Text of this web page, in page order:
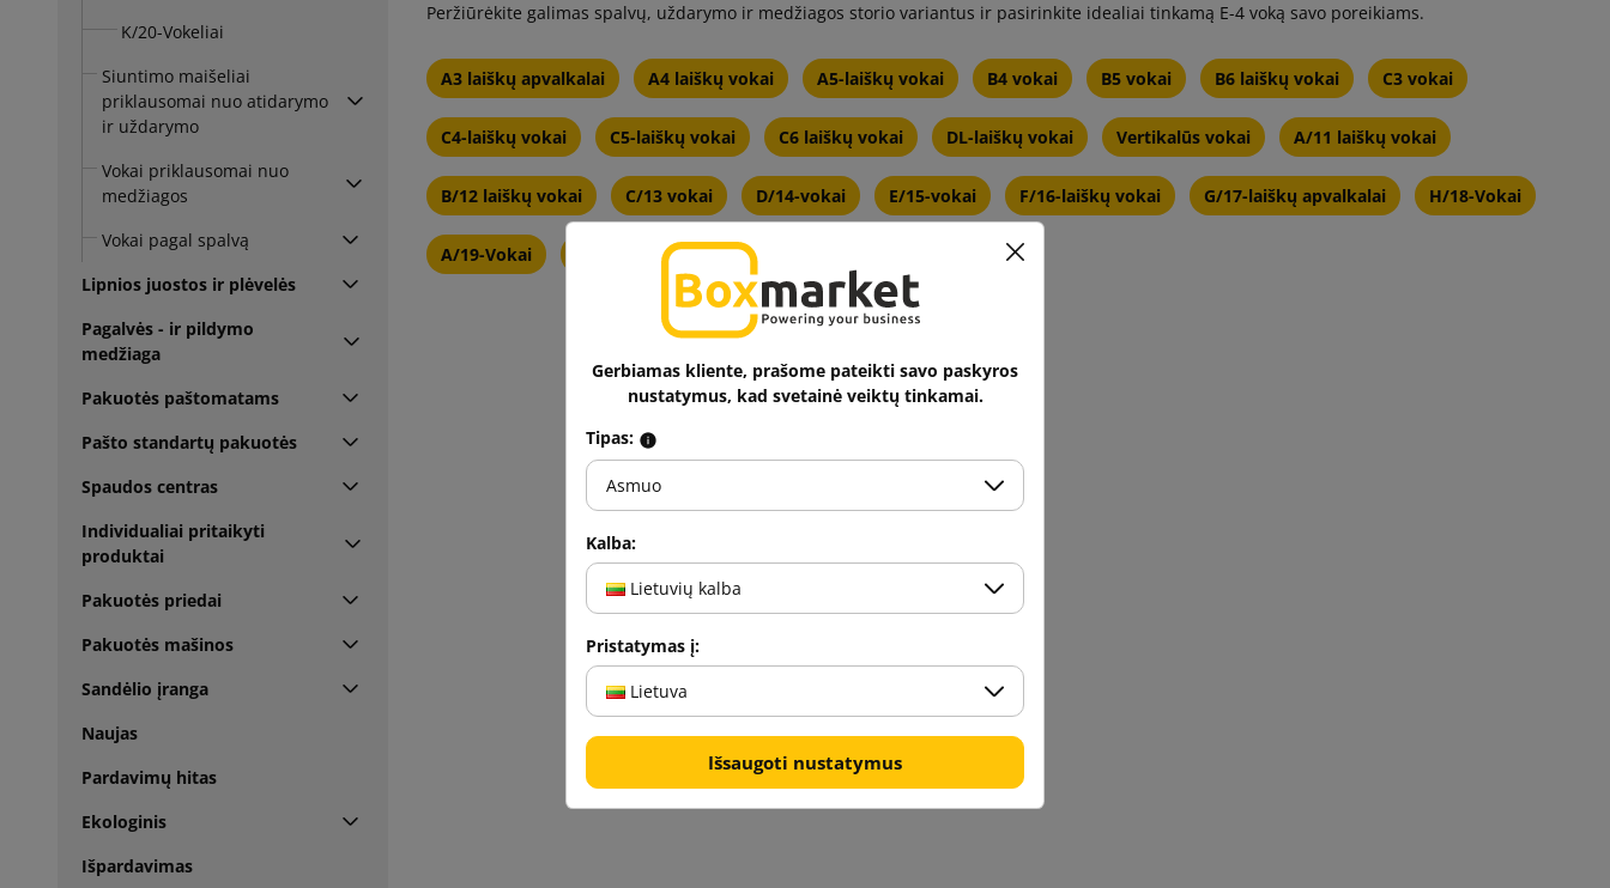
K/20-Vokeliai
Siuntimo maišeliai
priklausomai nuo atidarymo
ir uždarymo
Vokai priklausomai nuo
medžiagos
Vokai pagal spalvą
Lipnios juostos ir plėvelės
Pagalvės - ir pildymo
medžiaga
Pakuotės paštomatams
Pašto standartų pakuotės
Spaudos centras
Individualiai pritaikyti
produktai
Pakuotės priedai
Pakuotės mašinos
Sandėlio įranga
Naujas
Pardavimų hitas
Ekologinis
Išpardavimas
Peržiūrėkite galimas spalvų, uždarymo ir medžiagos storio variantus ir pasirinkite idealiai tinkamą E-4 voką savo poreikiams.
A3 laiškų apvalkalai A4 laiškų vokai A5-laiškų vokai B4 vokai B5 vokai B6 laiškų vokai C3 vokai
C4-laiškų vokai C5-laiškų vokai C6 laiškų vokai DL-laiškų vokai Vertikalūs vokai A/11 laiškų vokai
B/12 laiškų vokai C/13 vokai D/14-vokai E/15-vokai F/16-laiškų vokai G/17-laiškų apvalkalai H/18-Vokai
A/19-Vokai K/20-Vokeliai
Gerbiamas kliente, prašome pateikti savo paskyros
nustatymus, kad svetainė veiktų tinkamai.
Tipas:
Asmuo
Kalba:
Lietuvių kalba
Pristatymas į:
Lietuva
Išsaugoti nustatymus